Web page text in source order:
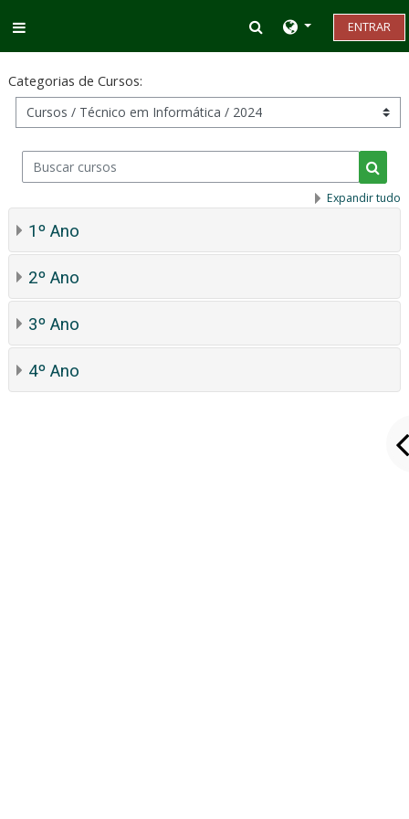
Alternar entrada
ENTRAR
Categorias de Cursos:
Buscar cursos
Expandir tudo
1º Ano
2º Ano
3º Ano
4º Ano